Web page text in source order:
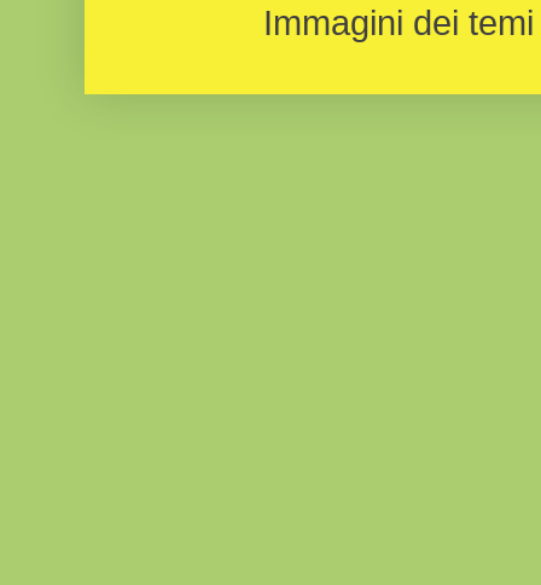
Immagini dei